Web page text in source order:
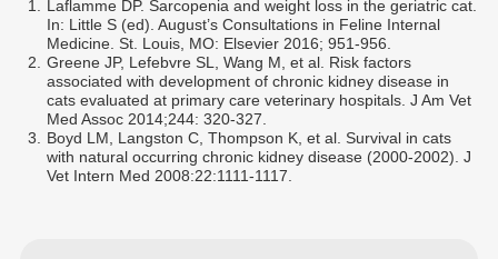
1. Laflamme DP. Sarcopenia and weight loss in the geriatric cat.
In: Little S (ed). August’s Consultations in Feline Internal
Medicine. St. Louis, MO: Elsevier 2016; 951-956.
2. Greene JP, Lefebvre SL, Wang M, et al. Risk factors
associated with development of chronic kidney disease in
cats evaluated at primary care veterinary hospitals. J Am Vet
Med Assoc 2014;244: 320-327.
3. Boyd LM, Langston C, Thompson K, et al. Survival in cats
with natural occurring chronic kidney disease (2000-2002). J
Vet Intern Med 2008:22:1111-1117.